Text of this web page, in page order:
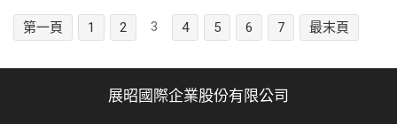
第一頁 1 2 3 4 5 6 7 最末頁
展昭國際企業股份有限公司